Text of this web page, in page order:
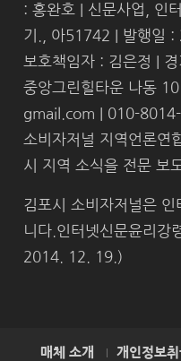
: 홍완호 | 신문사업, 인
기., 아51742 | 발행일 :
보호책임자 : 김은정 |
중앙그린힐타운 나동
gmail.com | 010-
소비자저널 지역언론연
시 지역 소식을 전문 보
김포시 소비자저널은
니다.인터넷신문윤리
2014. 12. 19.)
매체 소개 개인정보